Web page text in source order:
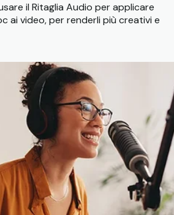
il Ritaglia Audio per applicare
ai video, per renderli più creativi e